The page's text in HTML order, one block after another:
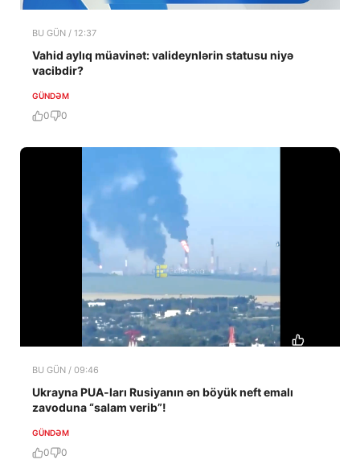
BU GÜN / 12:37
Vahid aylıq müavinət: valideynlərin statusu niyə
vacibdir?
GÜNDƏM
0 0
BU GÜN / 09:46
Ukrayna PUA-ları Rusiyanın ən böyük neft emalı
zavoduna “salam verib”!
GÜNDƏM
0 0